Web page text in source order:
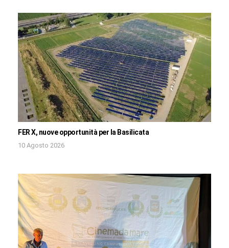
FER X, nuove opportunità per la Basilicata
10 Agosto 2026